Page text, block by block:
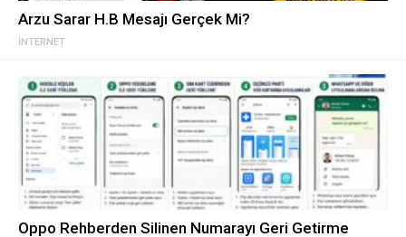
İNTERNET
Arzu Sarar H.B Mesajı Gerçek Mi?
Oppo Rehberden Silinen Numarayı Geri Getirme